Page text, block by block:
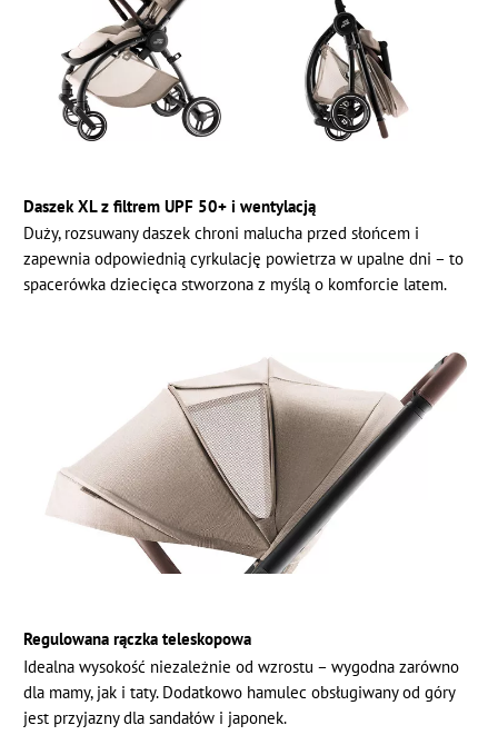
Daszek XL z filtrem UPF 50+ i wentylacją
Duży, rozsuwany daszek chroni malucha przed słońcem i
zapewnia odpowiednią cyrkulację powietrza w upalne dni – to
spacerówka dziecięca stworzona z myślą o komforcie latem.
Regulowana rączka teleskopowa
Idealna wysokość niezależnie od wzrostu – wygodna zarówno
dla mamy, jak i taty. Dodatkowo hamulec obsługiwany od góry
jest przyjazny dla sandałów i japonek.